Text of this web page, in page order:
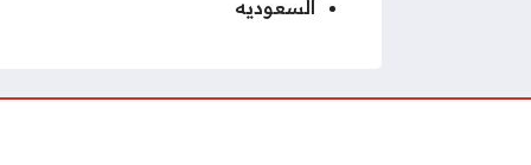
السعوديه